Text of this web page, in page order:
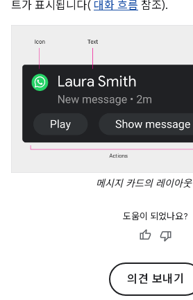
트가 표시됩니다( 대화 흐름 참조).
메시지 카드의 레이아
도움이 되었나요?
의견 보내기